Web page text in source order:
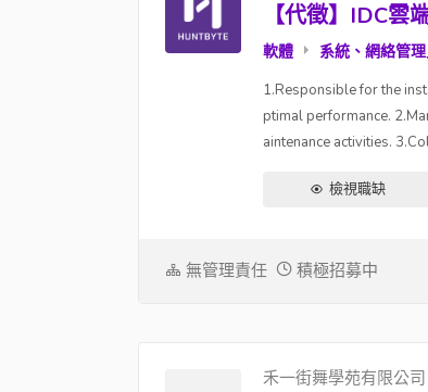
【代徵】IDC
軟體 系統、網絡管
1.Responsible for the
ptimal performance.
aintenance activities.
檢視職缺
無管理責任 積極招募中
禾一街舞學苑有限公司